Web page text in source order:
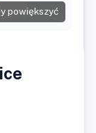
powiększyć